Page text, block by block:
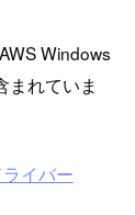
Windows
まれていま
イバー